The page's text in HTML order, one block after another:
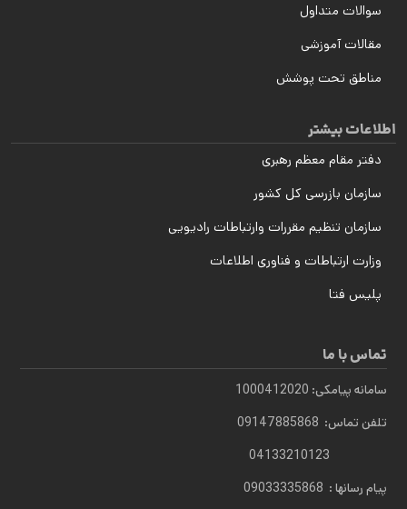
سوالات متداول
مقالات آموزشی
مناطق تحت پوشش
اطلاعات بیشتر
دفتر مقام معظم رهبری
سازمان بازرسی کل کشور
سازمان تنظیم مقررات وارتباطات رادیویی
وزارت ارتباطات و فناوری اطلاعات
پلیس فتا
تماس با ما
سامانه پیامکی: 1000412020
تلفن تماس: 09147885868
پیام رسانها : 09033335868